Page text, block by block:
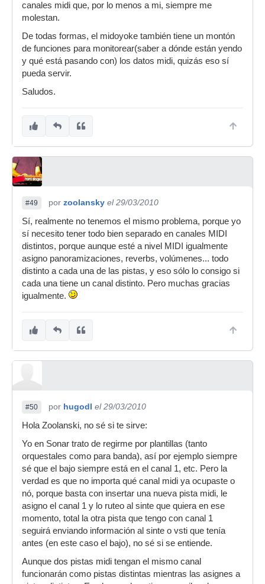
canales midi que, por lo menos a mi, siempre me
molestan.
De todas formas, el midoyoke también tiene un montón
de funciones para monitorear(saber a dónde están yendo
y qué está pasando con) los datos midi, quizás eso sí
pueda servir.
Saludos.
#49 por zoolansky el 29/03/2010
Sí, realmente no tenemos el mismo problema, porque yo
sí necesito tener todo bien separado en canales MIDI
distintos, porque aunque esté a nivel MIDI igualmente
asigno panoramizaciones, reverbs, volúmenes... todo
distinto a cada una de las pistas, y eso sólo lo consigo si
cada una tiene un canal distinto. Pero muchas gracias
igualmente.
#50 por hugodl el 29/03/2010
Hola Zoolanski, no sé si te sirve:
Yo en Sonar trato de regirme por plantillas (tanto
orquestales como para banda), así por ejemplo siempre
sé que el bajo siempre está en el canal 1, etc. Pero la
verdad es que no importa qué canal midi ya ocupaste o
nó, porque basta con insertar una nueva pista midi, le
asigno el canal 1 y lo ruteo al sinte que quiera en ese
momento, total la otra pista que tengo con canal 1
seguirá enviando información al sinte o vsti que tenía
antes (en este caso el bajo), no sé si se entiende.
Aunque dos pistas midi tengan el mismo canal
funcionarán como pistas distintas mientras las asignes a